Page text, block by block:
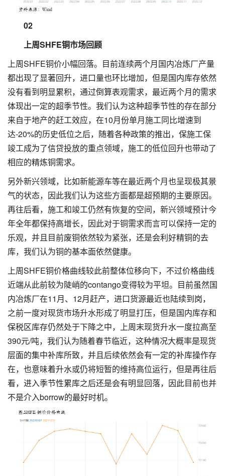
02
上周SHFE铜市场回顾
上周SHFE铜价小幅回落。目前连续两个月国内冶炼厂产量
都出现了显著回升，进口量也环比增加，但是国内库存依然
没有看到明显累积，通过倒算表观需求，最近两个月的需求
体现出一定的超季节性。我们认为这种超季节性的存在部分
来自于地产的赶工效应，在10月份单月施工同比增速到
达-20%的历史低位之后，随着各种政策的推出，保施工保
竣工成为了信贷投放的重点领域，施工的低位回升也带动了
相应的精炼铜需求。
另外新兴领域，比如新能源车等在最近两个月也呈现极其景
气的状态，因此我们认为这些方面都是超预期的主要原因。
再往后看，施工和竣工仍然有恢复的空间，新兴领域预计今
年全年都保持高增长，因此对于铜需求而言可以保持一定的
乐观，并且目前废铜依然较为紧张，还是会利好精铜的去
库，我们认为铜的基本面依然健康。
上周SHFE铜价格曲线较此前整体位移向下，不过价格曲线
近端从此前较为陡峭的contango变得较为平坦。目前虽然国
内冶炼厂在11月、12月赶产，进口货源最近也陆续到岗，
之前一度对现货市场升水形成了明显打压，但是国内库存和
保税区库存仍然处于下降之中，上周末现货升水一度拉高至
390元/吨，我们认为随着春节临近，这种情况大概率是现货
层面的集中补库所致，并且后续依然会有一定的补库操作存
在，也意味着升水或仍将短暂的维持高位运行，但是再往后
看，进入季节性累库之后还是会有明显回落，因此目前也并
不是介入borrow的最好时机。